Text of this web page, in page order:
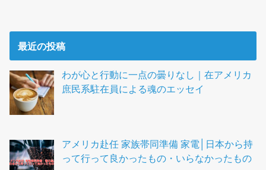
最近の投稿
わが心と行動に一点の曇りなし｜在アメリカ
庶民系駐在員による魂のエッセイ
アメリカ赴任 家族帯同準備 家電│日本から持
って行って良かったもの・いらなかったもの